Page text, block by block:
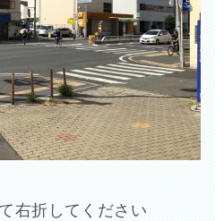
右折してください